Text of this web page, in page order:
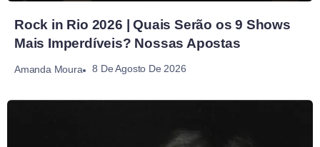
Rock in Rio 2026 | Quais Serão os 9 Shows
Mais Imperdíveis? Nossas Apostas
Amanda Moura 8 De Agosto De 2026